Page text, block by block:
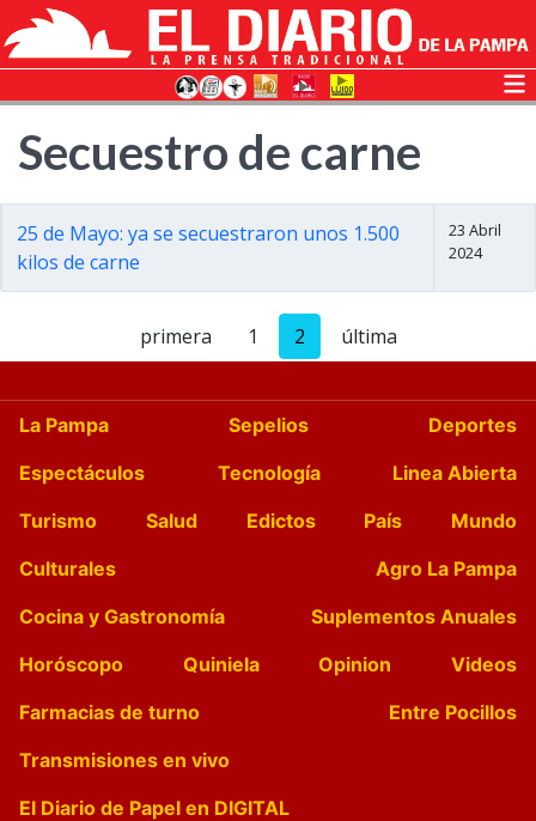
Secuestro de carne
25 de Mayo: ya se secuestraron unos 1.500
kilos de carne
23 Abril
2024
primera 1 2 última
La Pampa Sepelios
Deportes
Espectáculos
Tecnología
Linea Abierta
Turismo
Salud Edictos País
Mundo
Culturales
Agro La Pampa
Cocina y Gastronomía
Suplementos Anuales
Horóscopo
Quiniela Opinion
Videos
Farmacias de turno
Entre Pocillos
Transmisiones en vivo
El Diario de Papel en DIGITAL